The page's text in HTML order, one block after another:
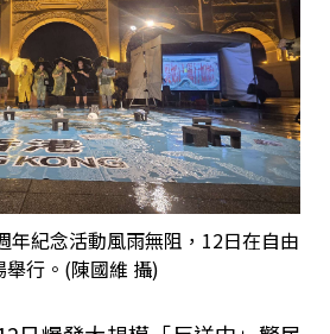
年紀念活動風雨無阻，12日在自由
舉行。(陳國維 攝)